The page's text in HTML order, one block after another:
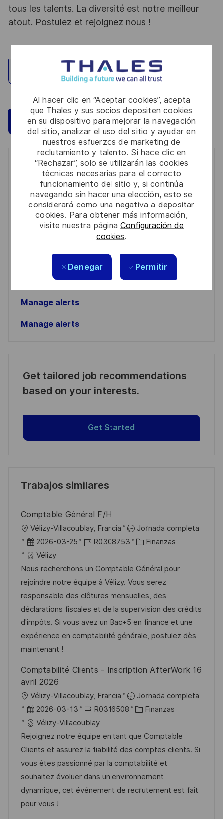
Al hacer clic en “Aceptar cookies”, acepta
que Thales y sus socios depositen cookies
en su dispositivo para mejorar la navegación
del sitio, analizar el uso del sitio y ayudar en
nuestros esfuerzos de marketing de
reclutamiento y talento. Si hace clic en
“Rechazar”, solo se utilizarán las cookies
técnicas necesarias para el correcto
funcionamiento del sitio y, si continúa
navegando sin hacer una elección, esto se
considerará como una negativa a depositar
cookies. Para obtener más información,
visite nuestra páginaConfiguración de
cookies.
Denegar Permitir
tous les talents. La diversité est notre meilleur
atout. Postulez et rejoignez nous !
Explorar ubicación
Aplicar ahora Guardar
Get notified for similar jobs
You'll receive updates once a week
Enter
Email
Revise y acepte los términos del procesamiento de
Activar
Manage alerts
Manage alerts
Get tailored job recommendations
based on your interests.
Get Started
Trabajos similares
Comptable Général F/H
U
b
c
a
c
i
ó
n
Vélizy-Villacoublay, Francia
Jornada completa
F
e
c
h
a
d
e
p
u
l
a
c
2026-03-25
I
d
e
e
m
p
l
R0308753
C
t
e
g
o
r
í
Finanzas
Vélizy
Nous recherchons un Comptable Général pour
rejoindre notre équipe à Vélizy. Vous serez
responsable des clôtures mensuelles, des
déclarations fiscales et de la supervision des crédits
d'impôts. Si vous avez un Bac+5 en finance et une
expérience en comptabilité générale, postulez dès
maintenant !
Comptabilité Clients - Inscription AfterWork 16
avril 2026
U
b
c
a
c
i
ó
n
Vélizy-Villacoublay, Francia
Jornada completa
F
e
c
h
a
d
e
p
2026-03-13
I
D
d
e
e
m
p
R0316508
C
t
e
g
o
r
Finanzas
Vélizy-Villacoublay
Rejoignez notre équipe en tant que Comptable
Clients et assurez la fiabilité des comptes clients. Si
vous êtes passionné par la comptabilité et
souhaitez évoluer dans un environnement
dynamique, cet événement de recrutement est fait
pour vous !